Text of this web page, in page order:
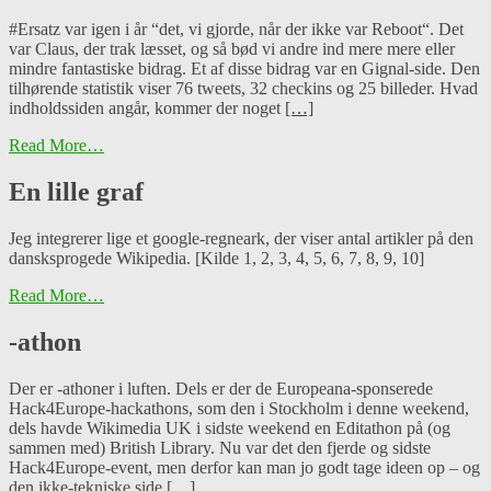
#Ersatz var igen i år “det, vi gjorde, når der ikke var Reboot“. Det
var Claus, der trak læsset, og så bød vi andre ind mere mere eller
mindre fantastiske bidrag. Et af disse bidrag var en Gignal-side. Den
tilhørende statistik viser 76 tweets, 32 checkins og 25 billeder. Hvad
indholdssiden angår, kommer der noget […]
Read More…
En lille graf
Jeg integrerer lige et google-regneark, der viser antal artikler på den
dansksprogede Wikipedia. [Kilde 1, 2, 3, 4, 5, 6, 7, 8, 9, 10]
Read More…
-athon
Der er -athoner i luften. Dels er der de Europeana-sponserede
Hack4Europe-hackathons, som den i Stockholm i denne weekend,
dels havde Wikimedia UK i sidste weekend en Editathon på (og
sammen med) British Library. Nu var det den fjerde og sidste
Hack4Europe-event, men derfor kan man jo godt tage ideen op – og
den ikke-tekniske side […]